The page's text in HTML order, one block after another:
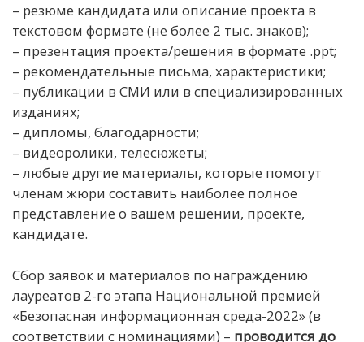
– резюме кандидата или описание проекта в
текстовом формате (не более 2 тыс. знаков);
– презентация проекта/решения в формате .ppt;
– рекомендательные письма, характеристики;
– публикации в СМИ или в специализированных
изданиях;
– дипломы, благодарности;
– видеоролики, телесюжеты;
– любые другие материалы, которые помогут
членам жюри составить наиболее полное
представление о вашем решении, проекте,
кандидате.
Сбор заявок и материалов по награждению
лауреатов 2-го этапа Национальной премией
«Безопасная информационная среда-2022» (в
соответствии с номинациями) – проводится до